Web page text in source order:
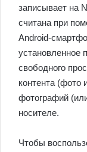
записывает на
считана при
Android-
установленное
свободного
контента (фото
фотографий
носителе.
Чтобы